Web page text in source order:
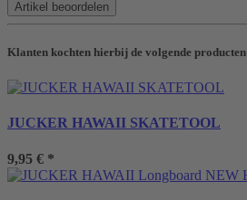
Klanten kochten hierbij de volgende producten
JUCKER HAWAII SKATETOOL
9,95 € *